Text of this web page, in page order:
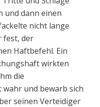
und dann einen
nicht lange
fest, der
Haftbefehl. Ein
wirkten
die
und bewarb sich
seinen Verteidiger